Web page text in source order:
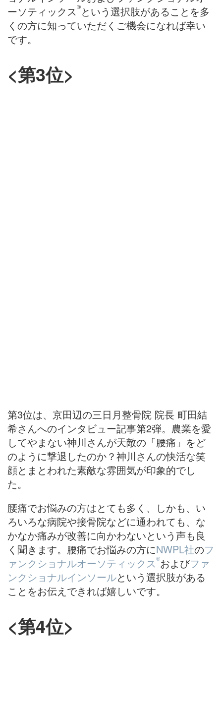
ーソティックス®という選択肢があることを多
くの方に知っていただくご機会になれば幸い
です。
<第3位>
第3位は、京田辺の三日月整骨院 院長 町田結
希さんへのインタビュー記事第2弾。農業を愛
してやまない神川さんが天敵の「腰痛」をど
のように撃退したのか？神川さんの快活な笑
顔とまとわれた素敵な雰囲気が印象的でし
た。
腰痛でお悩みの方はとても多く、しかも、い
ろいろな病院や接骨院などに通われても、な
かなか痛みが改善に向かわないという声も良
く聞きます。腰痛でお悩みの方にNWPL社のフ
ァンクショナルオーソティックス®およびファ
ンクショナルインソールという選択肢がある
ことをお伝えできれば嬉しいです。
<第4位>